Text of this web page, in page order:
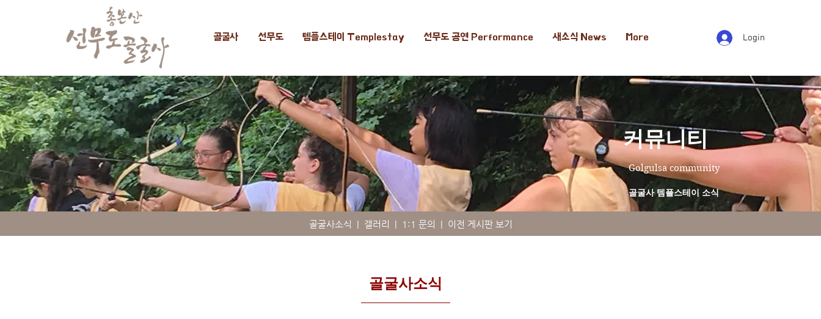
골굴사 선무도 템플스테이 Templestay 선무도 공연 Performance 새소식 News More Login
​커뮤니티
Golgulsa community
골굴사 템플스테이 소식
골굴사소식 | 갤러리 | 1:1 문의 | 이전 게시판 보기
​골굴사소식